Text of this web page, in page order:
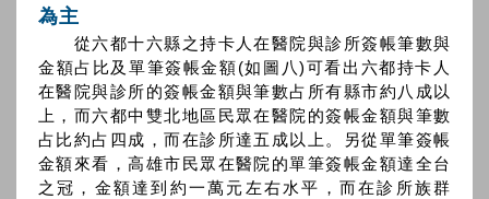
為主
從六都十六縣之持卡人在醫院與診所簽帳筆數與
金額占比及單筆簽帳金額(如圖八)可看出六都持卡人
在醫院與診所的簽帳金額與筆數占所有縣市約八成以
上，而六都中雙北地區民眾在醫院的簽帳金額與筆數
占比約占四成，而在診所達五成以上。另從單筆簽帳
金額來看，高雄市民眾在醫院的單筆簽帳金額達全台
之冠，金額達到約一萬元左右水平，而在診所族群